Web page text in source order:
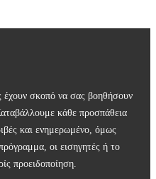
έχουν σκοπό να σας βοηθήσουν
κάθε προσπάθεια
και ενημερωμένο, όμως
οι εισηγητές ή το
προειδοποίηση.